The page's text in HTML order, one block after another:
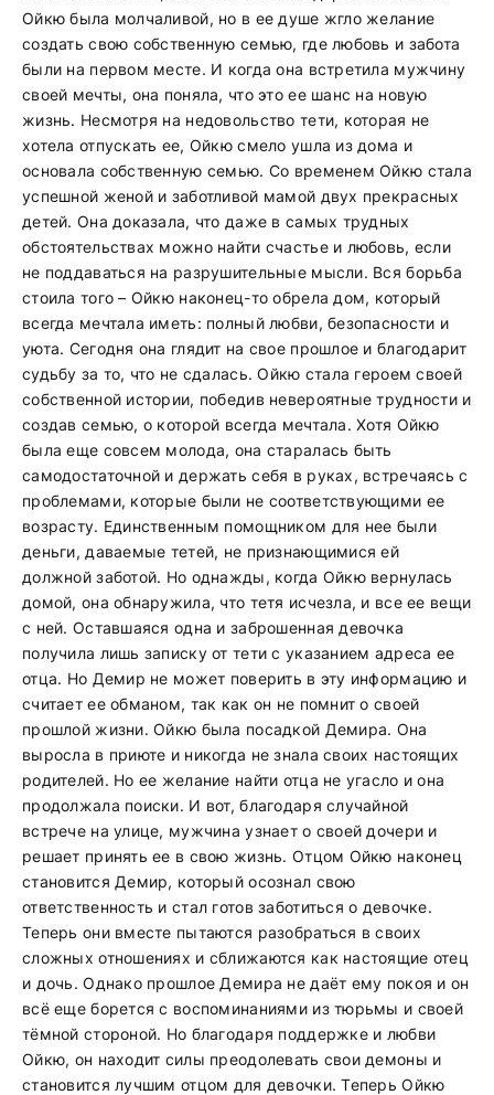
Ойкю была молчаливой, но в ее душе жгло желание
создать свою собственную семью, где любовь и забота
были на первом месте. И когда она встретила мужчину
своей мечты, она поняла, что это ее шанс на новую
жизнь. Несмотря на недовольство тети, которая не
хотела отпускать ее, Ойкю смело ушла из дома и
основала собственную семью. Со временем Ойкю стала
успешной женой и заботливой мамой двух прекрасных
детей. Она доказала, что даже в самых трудных
обстоятельствах можно найти счастье и любовь, если
не поддаваться на разрушительные мысли. Вся борьба
стоила того – Ойкю наконец-то обрела дом, который
всегда мечтала иметь: полный любви, безопасности и
уюта. Сегодня она глядит на свое прошлое и благодарит
судьбу за то, что не сдалась. Ойкю стала героем своей
собственной истории, победив невероятные трудности и
создав семью, о которой всегда мечтала. Хотя Ойкю
была еще совсем молода, она старалась быть
самодостаточной и держать себя в руках, встречаясь с
проблемами, которые были не соответствующими ее
возрасту. Единственным помощником для нее были
деньги, даваемые тетей, не признающимися ей
должной заботой. Но однажды, когда Ойкю вернулась
домой, она обнаружила, что тетя исчезла, и все ее вещи
с ней. Оставшаяся одна и заброшенная девочка
получила лишь записку от тети с указанием адреса ее
отца. Но Демир не может поверить в эту информацию и
считает ее обманом, так как он не помнит о своей
прошлой жизни. Ойкю была посадкой Демира. Она
выросла в приюте и никогда не знала своих настоящих
родителей. Но ее желание найти отца не угасло и она
продолжала поиски. И вот, благодаря случайной
встрече на улице, мужчина узнает о своей дочери и
решает принять ее в свою жизнь. Отцом Ойкю наконец
становится Демир, который осознал свою
ответственность и стал готов заботиться о девочке.
Теперь они вместе пытаются разобраться в своих
сложных отношениях и сближаются как настоящие отец
и дочь. Однако прошлое Демира не даёт ему покоя и он
всё еще борется с воспоминаниями из тюрьмы и своей
тёмной стороной. Но благодаря поддержке и любви
Ойкю, он находит силы преодолевать свои демоны и
становится лучшим отцом для девочки. Теперь Ойкю